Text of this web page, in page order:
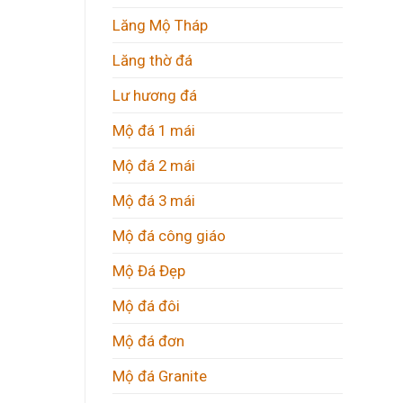
Lăng Mộ Tháp
Lăng thờ đá
Lư hương đá
Mộ đá 1 mái
Mộ đá 2 mái
Mộ đá 3 mái
Mộ đá công giáo
Mộ Đá Đẹp
Mộ đá đôi
Mộ đá đơn
Mộ đá Granite